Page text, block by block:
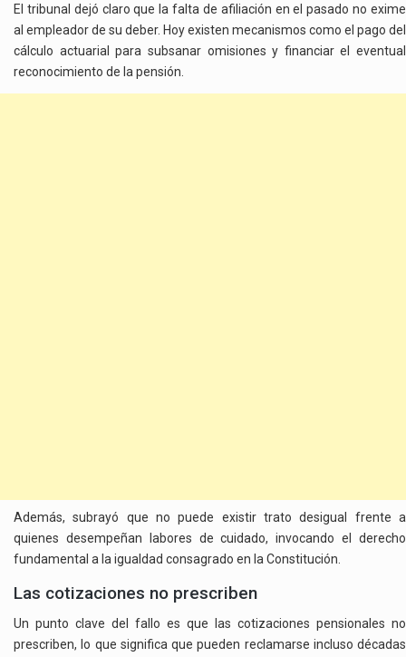
El tribunal dejó claro que la falta de afiliación en el pasado no exime
al empleador de su deber. Hoy existen mecanismos como el pago del
cálculo actuarial para subsanar omisiones y financiar el eventual
reconocimiento de la pensión.
Además, subrayó que no puede existir trato desigual frente a
quienes desempeñan labores de cuidado, invocando el derecho
fundamental a la igualdad consagrado en la Constitución.
Las cotizaciones no prescriben
Un punto clave del fallo es que las cotizaciones pensionales no
prescriben, lo que significa que pueden reclamarse incluso décadas